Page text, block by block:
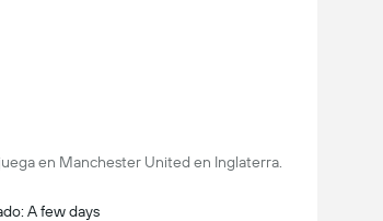
en Manchester United en Inglaterra.
A few days